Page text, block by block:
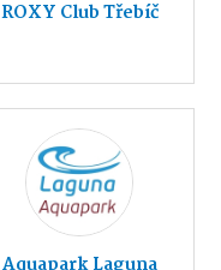
ROXY Club Třebíč